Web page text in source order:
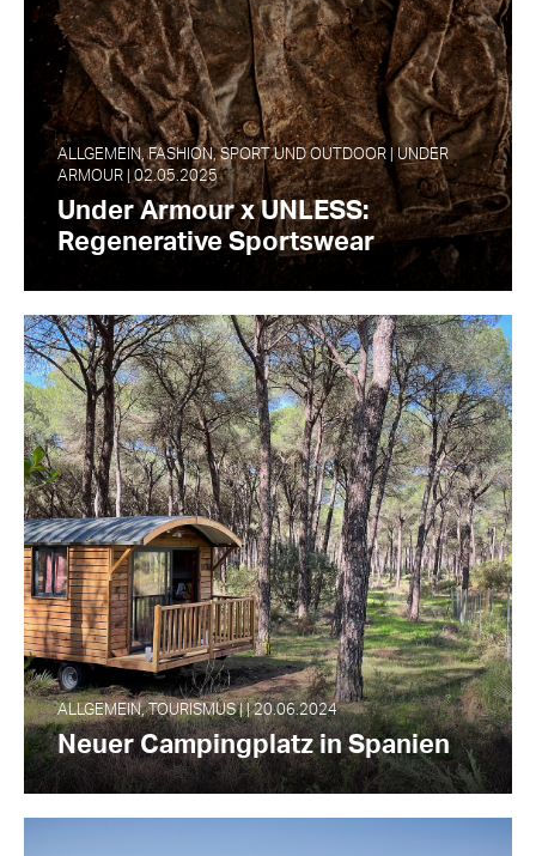
ALLGEMEIN, FASHION, SPORT UND OUTDOOR | UNDER
ARMOUR | 02.05.2025
Under Armour x UNLESS:
Regenerative Sportswear
ALLGEMEIN, TOURISMUS | | 20.06.2024
Neuer Campingplatz in Spanien